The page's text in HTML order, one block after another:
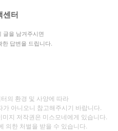
센터
글을 남겨주시면
한 답변을 드립니다.
의 환경 및 사양에 따라
가 아니오니 참고해주시기 바랍니다.
지 저작권은 미스모네에게 있습니다.
의한 처벌을 받을 수 있습니다.